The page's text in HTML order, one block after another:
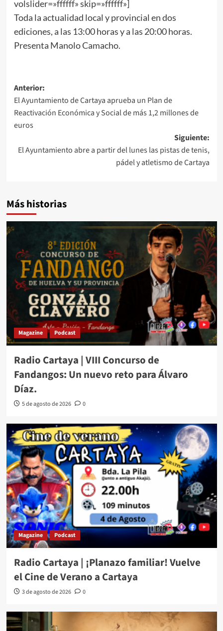
volslider=»ffffff» skip=»ffffff»]
Toda la actualidad local y provincial en dos
ediciones, a las 13:00 horas y a las 20:00 horas.
Presenta Manolo Camacho.
Anterior:
El Ayuntamiento de Cartaya aprueba un Plan de
Reactivación Económica y Social de más 1,2 millones de
euros
Siguiente:
El Ayuntamiento abre a partir del lunes las pistas de tenis,
pádel y atletismo de Cartaya
Más historias
Magazine Podcast
Radio Cartaya | VIII Concurso de
Fandangos: Un nuevo reto para Álvaro
Díaz.
5 de agosto de 2026 0
Magazine Podcast
Radio Cartaya | ¡Planazo familiar! Vuelve
el Cine de Verano a Cartaya
3 de agosto de 2026 0